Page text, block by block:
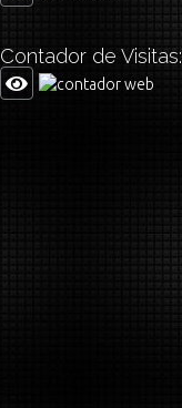
Contador de Visitas: